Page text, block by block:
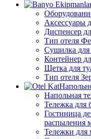
Аксессуары
Диспенсер
Тип отеля
Сушилка для
Контейнер
Щетка для
Тип отеля
Напольная
Тележка для
Гостиница
распыления
Тележки для